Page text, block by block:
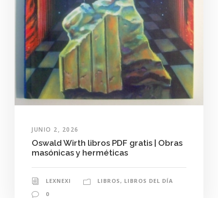
JUNIO 2, 2026
Oswald Wirth libros PDF gratis | Obras
masónicas y herméticas
LEXNEXI LIBROS , LIBROS DEL DÍA
0